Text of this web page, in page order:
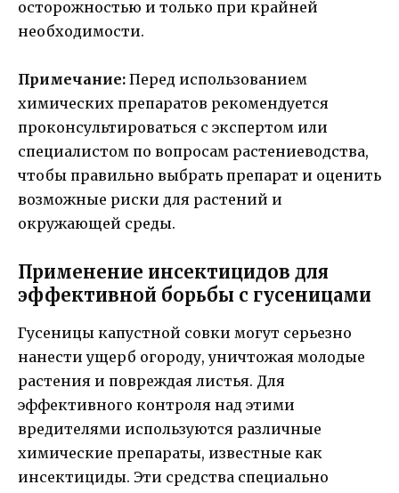
осторожностью и только при крайней
необходимости.
Примечание: Перед использованием
химических препаратов рекомендуется
проконсультироваться с экспертом или
специалистом по вопросам растениеводства,
чтобы правильно выбрать препарат и оценить
возможные риски для растений и
окружающей среды.
Применение инсектицидов для
эффективной борьбы с гусеницами
Гусеницы капустной совки могут серьезно
нанести ущерб огороду, уничтожая молодые
растения и повреждая листья. Для
эффективного контроля над этими
вредителями используются различные
химические препараты, известные как
инсектициды. Эти средства специально